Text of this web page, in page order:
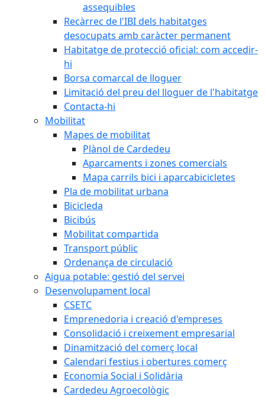
assequibles
Recàrrec de l'IBI dels habitatges
desocupats amb caràcter permanent
Habitatge de protecció oficial: com accedir-
hi
Borsa comarcal de lloguer
Limitació del preu del lloguer de l'habitatge
Contacta-hi
Mobilitat
Mapes de mobilitat
Plànol de Cardedeu
Aparcaments i zones comercials
Mapa carrils bici i aparcabicicletes
Pla de mobilitat urbana
Bicicleda
Bicibús
Mobilitat compartida
Transport públic
Ordenança de circulació
Aigua potable: gestió del servei
Desenvolupament local
CSETC
Emprenedoria i creació d'empreses
Consolidació i creixement empresarial
Dinamització del comerç local
Calendari festius i obertures comerç
Economia Social i Solidària
Cardedeu Agroecològic